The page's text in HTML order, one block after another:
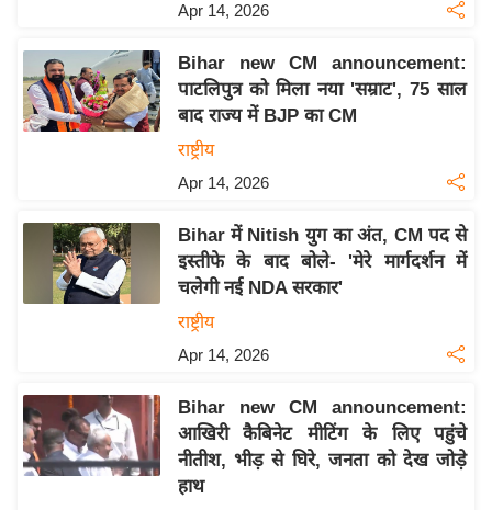
त
वि
शे
ष
य
क्रि
के
ट
Apr 14, 2026
Bihar new CM announcement:
पाटलिपुत्र को मिला नया 'सम्राट', 75 साल
बाद राज्य में BJP का CM
राष्ट्रीय
Apr 14, 2026
Bihar में Nitish युग का अंत, CM पद से
इस्तीफे के बाद बोले- 'मेरे मार्गदर्शन में
चलेगी नई NDA सरकार'
राष्ट्रीय
Apr 14, 2026
Bihar new CM announcement:
आखिरी कैबिनेट मीटिंग के लिए पहुंचे
नीतीश, भीड़ से घिरे, जनता को देख जोड़े
हाथ